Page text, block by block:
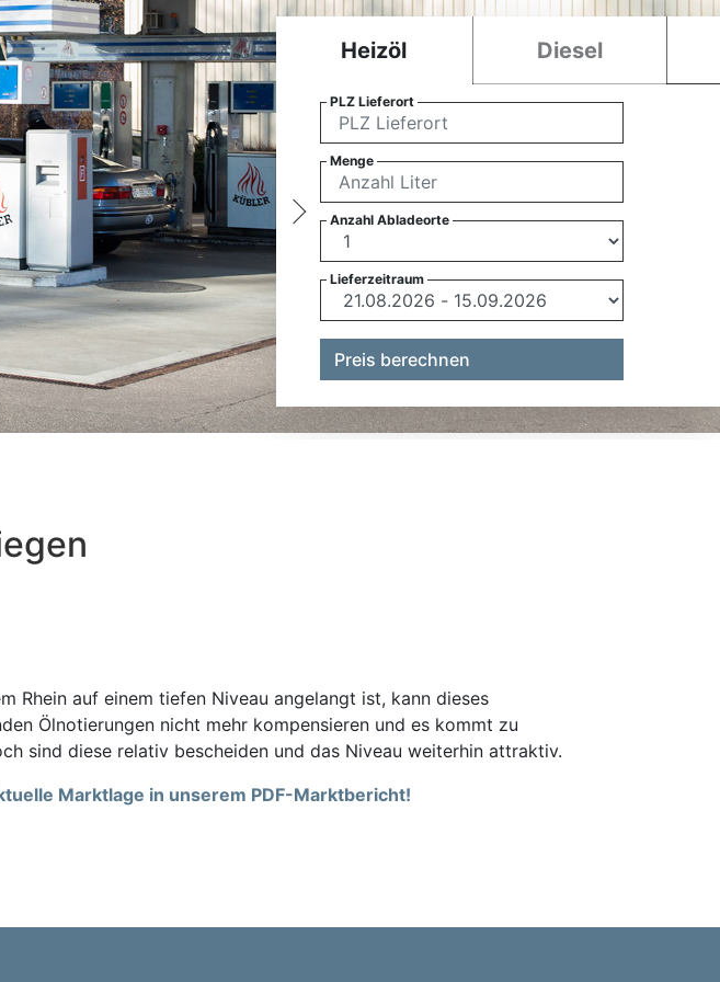
Heizöl Diesel
PLZ Lieferort
Menge
Anzahl Abladeorte
Lieferzeitraum
Preis berechnen
Rhein auf einem tiefen Niveau angelangt ist, kann dieses
Ölnotierungen nicht mehr kompensieren und es kommt zu
sind diese relativ bescheiden und das Niveau weiterhin attraktiv.
Marktlage in unserem PDF-Marktbericht!